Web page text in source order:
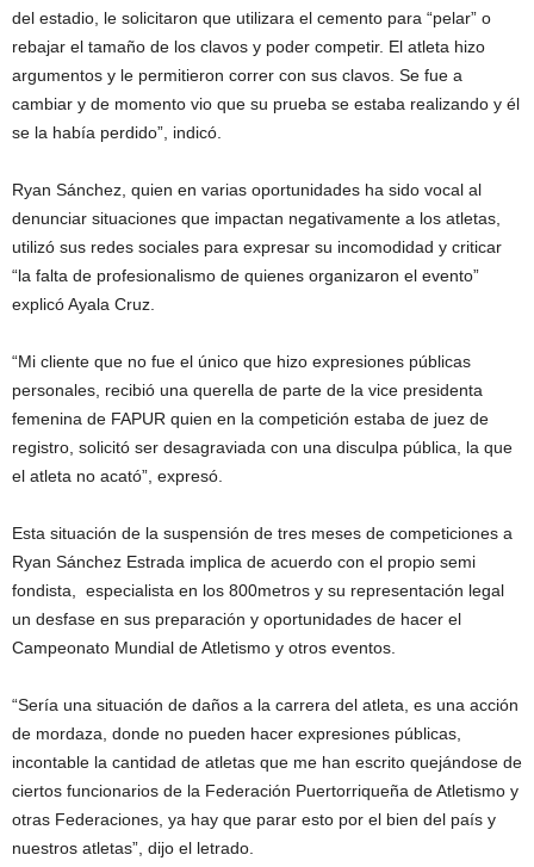
del estadio, le solicitaron que utilizara el cemento para “pelar” o
rebajar el tamaño de los clavos y poder competir. El atleta hizo
argumentos y le permitieron correr con sus clavos. Se fue a
cambiar y de momento vio que su prueba se estaba realizando y él
se la había perdido”, indicó.
Ryan Sánchez, quien en varias oportunidades ha sido vocal al
denunciar situaciones que impactan negativamente a los atletas,
utilizó sus redes sociales para expresar su incomodidad y criticar
“la falta de profesionalismo de quienes organizaron el evento”
explicó Ayala Cruz.
“Mi cliente que no fue el único que hizo expresiones públicas
personales, recibió una querella de parte de la vice presidenta
femenina de FAPUR quien en la competición estaba de juez de
registro, solicitó ser desagraviada con una disculpa pública, la que
el atleta no acató”, expresó.
Esta situación de la suspensión de tres meses de competiciones a
Ryan Sánchez Estrada implica de acuerdo con el propio semi
fondista, especialista en los 800metros y su representación legal
un desfase en sus preparación y oportunidades de hacer el
Campeonato Mundial de Atletismo y otros eventos.
“Sería una situación de daños a la carrera del atleta, es una acción
de mordaza, donde no pueden hacer expresiones públicas,
incontable la cantidad de atletas que me han escrito quejándose de
ciertos funcionarios de la Federación Puertorriqueña de Atletismo y
otras Federaciones, ya hay que parar esto por el bien del país y
nuestros atletas”, dijo el letrado.